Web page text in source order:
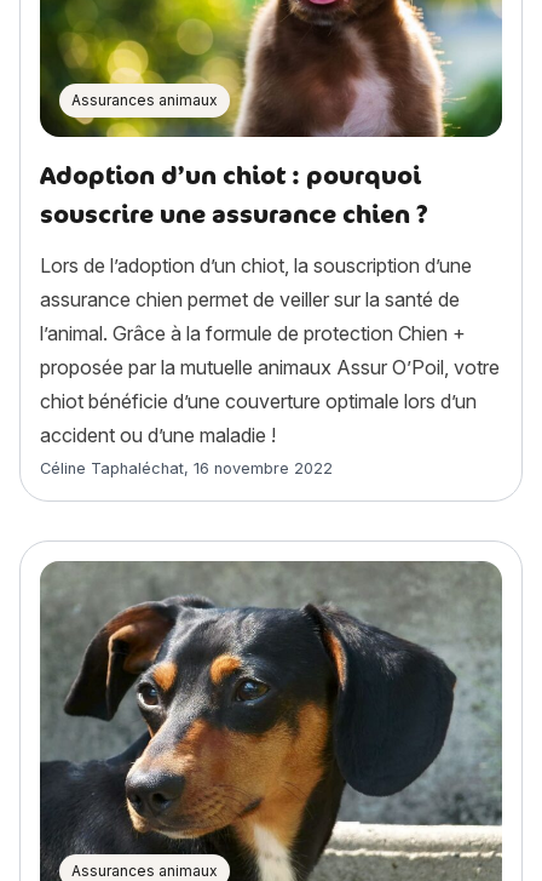
Assurances animaux
Adoption d’un chiot : pourquoi
souscrire une assurance chien ?
Lors de l’adoption d’un chiot, la souscription d’une
assurance chien permet de veiller sur la santé de
l’animal. Grâce à la formule de protection Chien +
proposée par la mutuelle animaux Assur O’Poil, votre
chiot bénéficie d’une couverture optimale lors d’un
accident ou d’une maladie !
Article rédigé par
Céline Taphaléchat, 16 novembre 2022
Assurances animaux